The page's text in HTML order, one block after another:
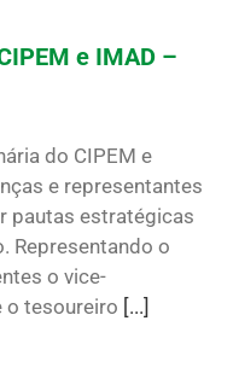
e IMAD –
do CIPEM e
e representantes
pautas estratégicas
Representando o
o vice-
o tesoureiro [...]